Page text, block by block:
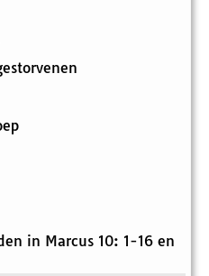
in Marcus 10: 1-16 en